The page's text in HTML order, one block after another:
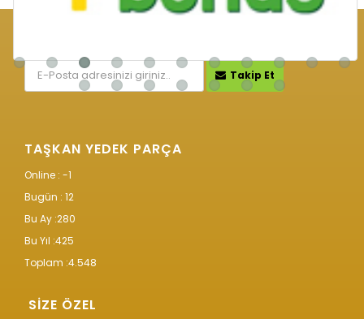
Takip Et
TAŞKAN YEDEK PARÇA
Online : -1
Bugün : 12
Bu Ay :280
Bu Yıl :425
Toplam :4.548
SİZE ÖZEL